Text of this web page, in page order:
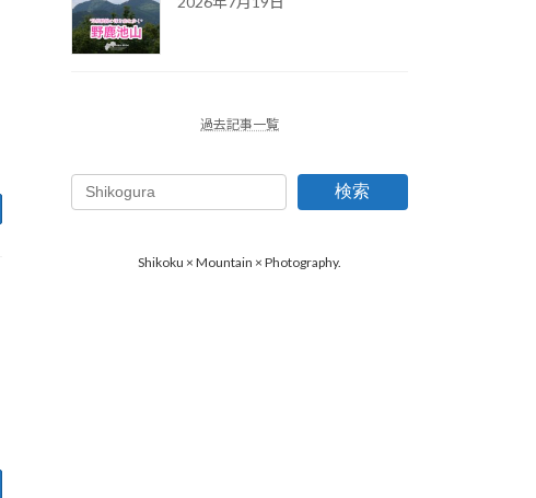
過去記事一覧
検索
Shikoku × Mountain × Photography.